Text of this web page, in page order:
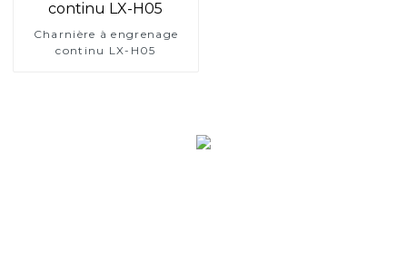
Charnière à engrenage
continu LX-H05